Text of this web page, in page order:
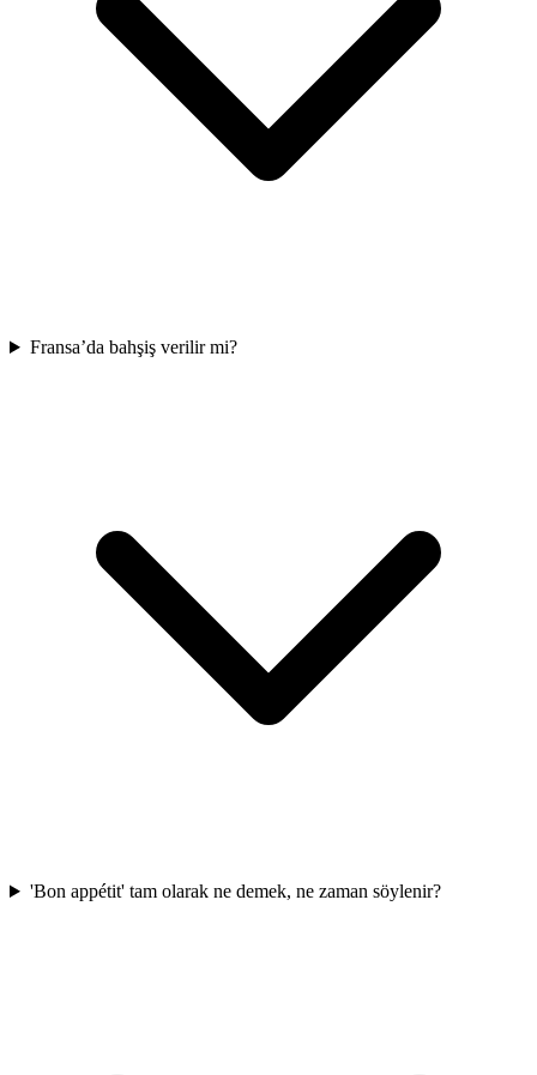
Fransa’da bahşiş verilir mi?
'Bon appétit' tam olarak ne demek, ne zaman söylenir?